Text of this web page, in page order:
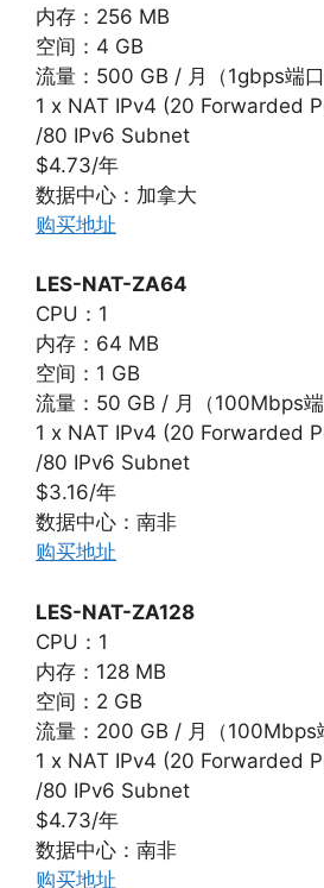
内存：256 MB
空间：4 GB
流量：500 GB / 月（1gbps端口
1 x NAT IPv4 (20 Forwarded
/80 IPv6 Subnet
$4.73/年
数据中心：加拿大
购买地址
LES-NAT-ZA64
CPU：1
内存：64 MB
空间：1 GB
流量：50 GB / 月（100Mbps端
1 x NAT IPv4 (20 Forwarded
/80 IPv6 Subnet
$3.16/年
数据中心：南非
购买地址
LES-NAT-ZA128
CPU：1
内存：128 MB
空间：2 GB
流量：200 GB / 月（100Mbps
1 x NAT IPv4 (20 Forwarded
/80 IPv6 Subnet
$4.73/年
数据中心：南非
购买地址